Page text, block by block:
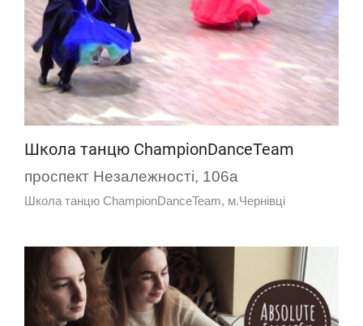
Школа танцю ChampionDanceTeam
проспект Незалежності, 106а
Школа танцю ChampionDanceTeam, м.Чернівці